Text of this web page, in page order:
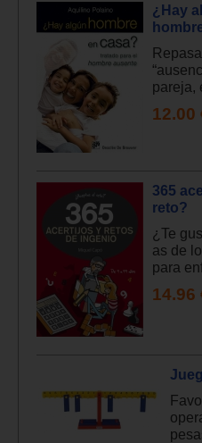
¿Hay
pareja,
12.00
365
reto?
¿Te
as de
para
14.96